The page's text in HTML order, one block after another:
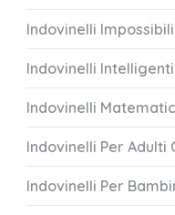
Indovinelli
Indovinelli
Indovinelli
Indovinelli Per Adulti
Indovinelli Per